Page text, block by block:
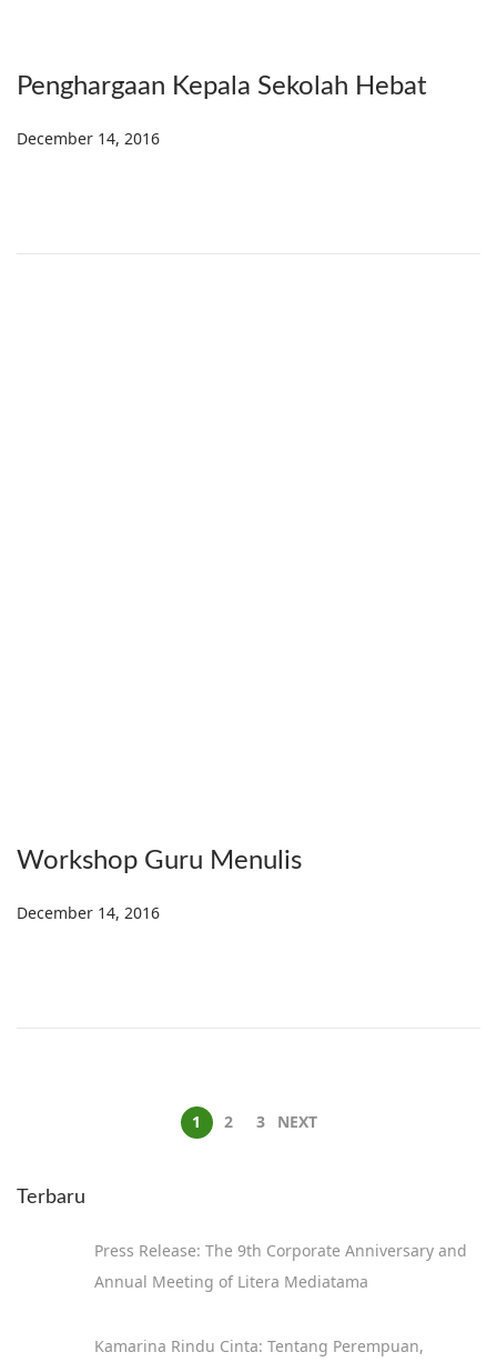
Penghargaan Kepala Sekolah Hebat
Posted on
December 14, 2016
Workshop Guru Menulis
Posted on
December 14, 2016
1 2 3 NEXT
Terbaru
Press Release: The 9th Corporate Anniversary and
Annual Meeting of Litera Mediatama
Kamarina Rindu Cinta: Tentang Perempuan,